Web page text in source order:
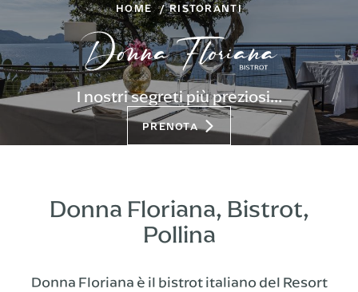
HOME RISTORANTI
I nostri segreti più preziosi…
PRENOTA
Donna Floriana, Bistrot,
Pollina
Donna Floriana è il bistrot italiano del Resort